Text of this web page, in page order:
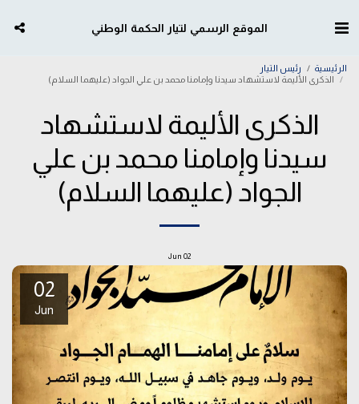
الموقع الرسمي لتيار الحكمة الوطني
الرئيسية
رئيس التيار
الذكرى الأليمة لاستشهاد سيدنا وإمامنا محمد بن علي الجواد (عليهما السلام)
الذكرى الأليمة لاستشهاد
سيدنا وإمامنا محمد بن علي
الجواد (عليهما السلام)
02
Jun
02
Jun